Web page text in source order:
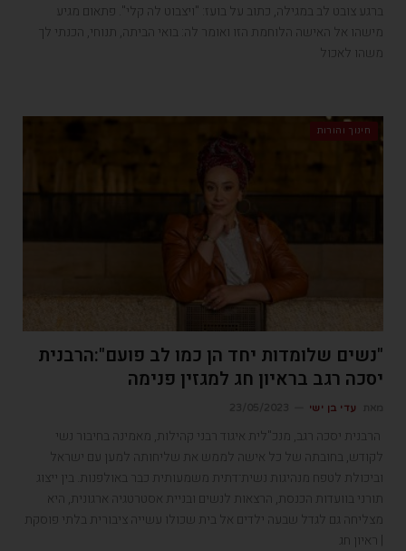
ברגע צובט לב במגילה, כתוב על בועז: "ויצבוט לה קלי". פתאום מגיע
מישהו אל האישה הלוחמת הזו ואומר לה: בואי הביתה, תנוחי, הכנתי לך
משהו לאכול
חינוך והורות
"נשים שלומדות יחד הן כמו לב פועם":הרבנית
יסכה רגב בראיון חג למגזין פנימה
עדי בן ישי
הרבנית יסכה רגב, מנכ"לית איגוד רבני קהילות, מאמינה בחיבור נשי
לקודש, בחובתה של כל אישה לממש את שליחותה למען עם ישראל
וביכולת לטפח מנהיגות נשית־דתית משמעותית כבר באולפנות. בין ייצוג
תורני בוועדות הכנסת, הרצאות לנשים ובניית אסטרטגיה ארגונית, היא
מצליחה גם לגדל שבעה ילדים אל בית שכולו עשייה ציבורית בלתי פוסקת
| ראיון חג